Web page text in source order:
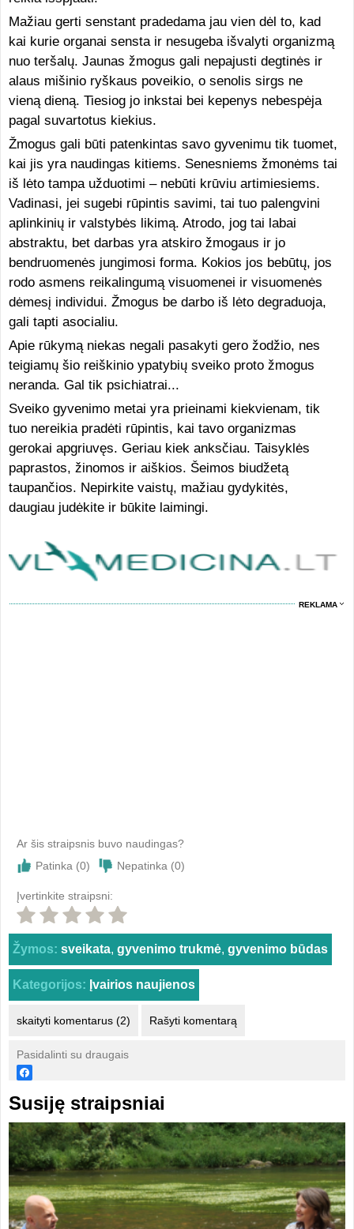
Mažiau gerti senstant pradedama jau vien dėl to, kad
kai kurie organai sensta ir nesugeba išvalyti organizmą
nuo teršalų. Jaunas žmogus gali nepajusti degtinės ir
alaus mišinio ryškaus poveikio, o senolis sirgs ne
vieną dieną. Tiesiog jo inkstai bei kepenys nebespėja
pagal suvartotus kiekius.
Žmogus gali būti patenkintas savo gyvenimu tik tuomet,
kai jis yra naudingas kitiems. Senesniems žmonėms tai
iš lėto tampa užduotimi – nebūti krūviu artimiesiems.
Vadinasi, jei sugebi rūpintis savimi, tai tuo palengvini
aplinkinių ir valstybės likimą. Atrodo, jog tai labai
abstraktu, bet darbas yra atskiro žmogaus ir jo
bendruomenės jungimosi forma. Kokios jos bebūtų, jos
rodo asmens reikalingumą visuomenei ir visuomenės
dėmesį individui. Žmogus be darbo iš lėto degraduoja,
gali tapti asocialiu.
Apie rūkymą niekas negali pasakyti gero žodžio, nes
teigiamų šio reiškinio ypatybių sveiko proto žmogus
neranda. Gal tik psichiatrai...
Sveiko gyvenimo metai yra prieinami kiekvienam, tik
tuo nereikia pradėti rūpintis, kai tavo organizmas
gerokai apgriuvęs. Geriau kiek anksčiau. Taisyklės
paprastos, žinomos ir aiškios. Šeimos biudžetą
taupančios. Nepirkite vaistų, mažiau gydykitės,
daugiau judėkite ir būkite laimingi.
REKLAMA
Ar šis straipsnis buvo naudingas?
Patinka (0) Nepatinka (0)
Įvertinkite straipsni:
Žymos: sveikata, gyvenimo trukmė, gyvenimo būdas
Kategorijos: Įvairios naujienos
skaityti komentarus (2) Rašyti komentarą
Pasidalinti su draugais
Susiję straipsniai